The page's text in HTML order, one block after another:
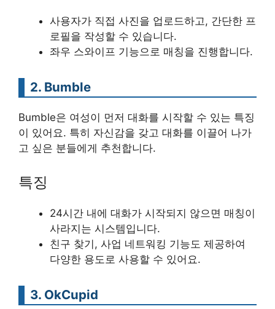
사용자가 직접 사진을 업로드하고, 간단한 프
로필을 작성할 수 있습니다.
좌우 스와이프 기능으로 매칭을 진행합니다.
2. Bumble
Bumble은 여성이 먼저 대화를 시작할 수 있는 특징
이 있어요. 특히 자신감을 갖고 대화를 이끌어 나가
고 싶은 분들에게 추천합니다.
특징
24시간 내에 대화가 시작되지 않으면 매칭이
사라지는 시스템입니다.
친구 찾기, 사업 네트워킹 기능도 제공하여
다양한 용도로 사용할 수 있어요.
3. OkCupid